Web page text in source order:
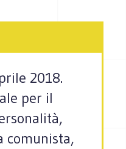
2018.
per il
comunista,